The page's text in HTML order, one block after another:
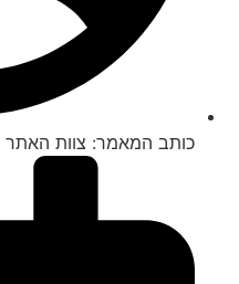
כותב המאמר: צוות האתר